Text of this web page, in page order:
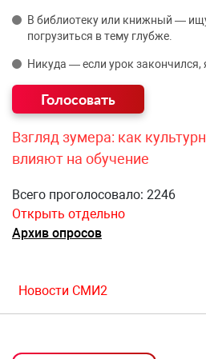
В библиотеку или книжный —
погрузиться в тему глубже.
Никуда — если урок
Взгляд зумера: как
влияют на обучение
Всего проголосовало: 2246
Открыть отдельно
Архив опросов
Новости СМИ2